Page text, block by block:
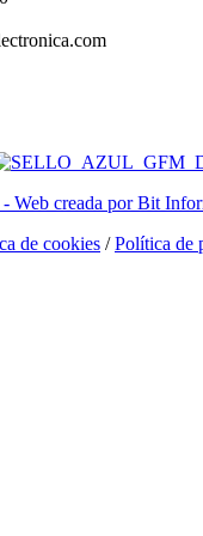
Web creada por Bit
de cookies /Política de